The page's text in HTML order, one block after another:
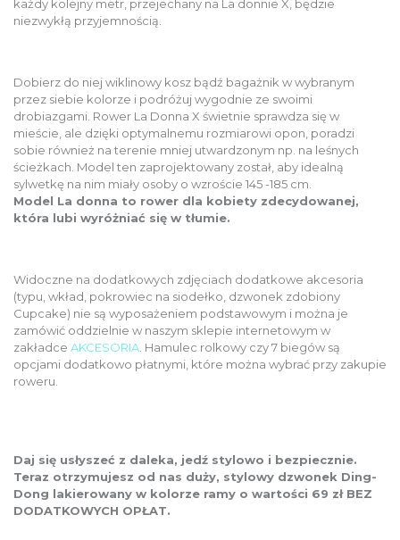
każdy kolejny metr, przejechany na La donnie X, będzie
niezwykłą przyjemnością.
Dobierz do niej wiklinowy kosz bądź bagażnik w wybranym
przez siebie kolorze i podróżuj wygodnie ze swoimi
drobiazgami. Rower La Donna X świetnie sprawdza się w
mieście, ale dzięki optymalnemu rozmiarowi opon, poradzi
sobie również na terenie mniej utwardzonym np. na leśnych
ścieżkach. Model ten zaprojektowany został, aby idealną
sylwetkę na nim miały osoby o wzroście 145 -185 cm.
Model La donna to rower dla kobiety zdecydowanej,
która lubi wyróżniać się w tłumie.
Widoczne na dodatkowych zdjęciach dodatkowe akcesoria
(typu, wkład, pokrowiec na siodełko, dzwonek zdobiony
Cupcake) nie są wyposażeniem podstawowym i można je
zamówić oddzielnie w naszym sklepie internetowym w
zakładce AKCESORIA . Hamulec rolkowy czy 7 biegów są
opcjami dodatkowo płatnymi, które można wybrać przy zakupie
roweru.
Daj się usłyszeć z daleka, jedź stylowo i bezpiecznie.
Teraz otrzymujesz od nas duży, stylowy dzwonek Ding-
Dong lakierowany w kolorze ramy o wartości 69 zł BEZ
DODATKOWYCH OPŁAT.